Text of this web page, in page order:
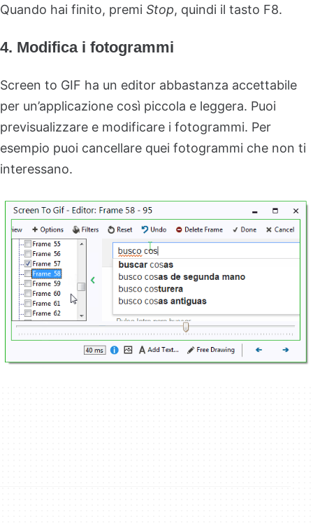
Quando hai finito, premi Stop, quindi il tasto F8.
4. Modifica i fotogrammi
Screen to GIF ha un editor abbastanza accettabile
per un’applicazione così piccola e leggera. Puoi
previsualizzare e modificare i fotogrammi. Per
esempio puoi cancellare quei fotogrammi che non ti
interessano.